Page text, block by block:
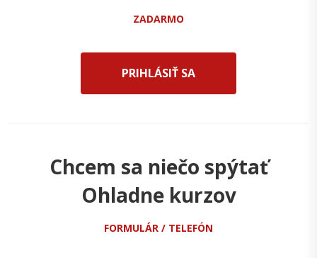
ZADARMO
PRIHLÁSIŤ SA
Chcem sa niečo spýtať
Ohladne kurzov
FORMULÁR / TELEFÓN